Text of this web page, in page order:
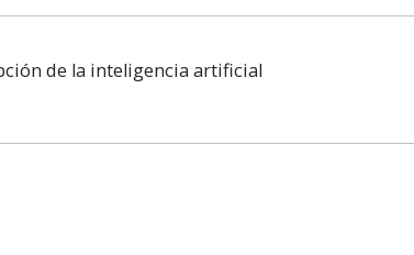
de la inteligencia artificial